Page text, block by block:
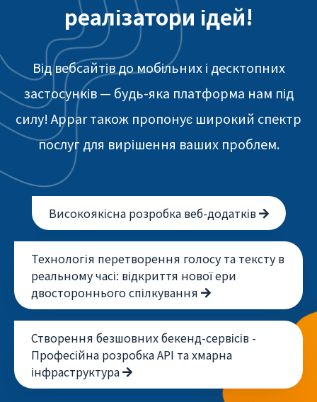
реалізатори ідей!
Від вебсайтів до мобільних і десктопних
застосунків — будь-яка платформа нам під
силу! Appar також пропонує широкий спектр
послуг для вирішення ваших проблем.
Високоякісна розробка веб-додатків
Технологія перетворення голосу та тексту в
реальному часі: відкриття нової ери
двостороннього спілкування
Створення безшовних бекенд-сервісів -
Професійна розробка API та хмарна
інфраструктура